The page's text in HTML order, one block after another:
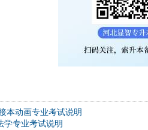
本动画专业考试说明
学专业考试说明